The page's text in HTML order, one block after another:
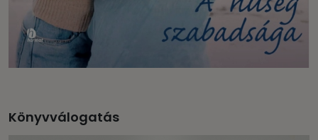
Könyvválogatás